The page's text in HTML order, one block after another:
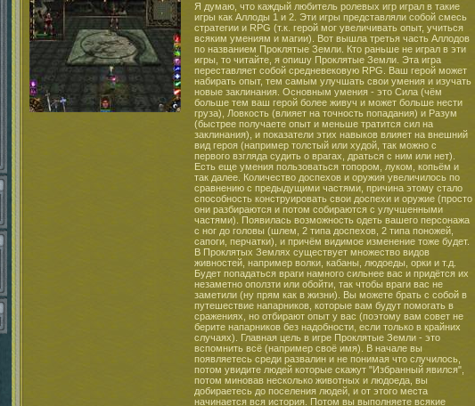
Я думаю, что каждый любитель ролевых игр играл в такие
игры как Аллоды 1 и 2. Эти игры представляли собой смесь
стратегии и RPG (т.к. герой мог увеличивать опыт, учиться
всяким умениям и магии). Вот вышла третья часть Аллодов
по названием Проклятые Земли. Кто раньше не играл в эти
игры, то читайте, я опишу Проклятые Земли. Эта игра
переставляет собой средневековую RPG. Ваш герой может
набирать опыт, тем самым улучшать свои умения и изучать
новые заклинания. Основным умения - это Сила (чём
больше тем ваш герой более живуч и может больше нести
груза), Ловкость (влияет на точность попадания) и Разум
(быстрее получаете опыт и меньше тратится сил на
заклинания), и показатели этих навыков влияет на внешний
вид героя (например толстый или худой, так можно с
первого взгляда судить о врагах, драться с ним или нет).
Есть еще умения пользоваться топором, луком, копьём и
так далее. Количество доспехов и оружия увеличилось по
сравнению с предыдущими частями, причина этому стало
способность конструировать свои доспехи и оружие (просто
они разбираются и потом собираются с улучшенными
частями). Появилась возможность одеть вашего персонажа
с ног до головы (шлем, 2 типа доспехов, 2 типа поножей,
сапоги, перчатки), и причём видимое изменение тоже будет.
В Проклятых Землях существует множество видов
живностей, например волки, кабаны, людоеды, орки и т.д.
Будет попадаться враги намного сильнее вас и придётся их
незаметно оползти или обойти, так чтобы враги вас не
заметили (ну прям как в жизни). Вы можете брать с собой в
путешествие напарников, которые вам будут помогать в
сражениях, но отбирают опыт у вас (поэтому вам совет не
берите напарников без надобности, если только в крайних
случаях). Главная цель в игре Проклятые Земли - это
вспомнить всё (например своё имя). В начале вы
появляетесь среди развалин и не понимая что случилось,
потом увидите людей которые скажут "Избранный явился",
потом миновав несколько животных и людоеда, вы
добираетесь до поселения людей, и от этого места
начинается вся история. Потом вы выполняете всякие